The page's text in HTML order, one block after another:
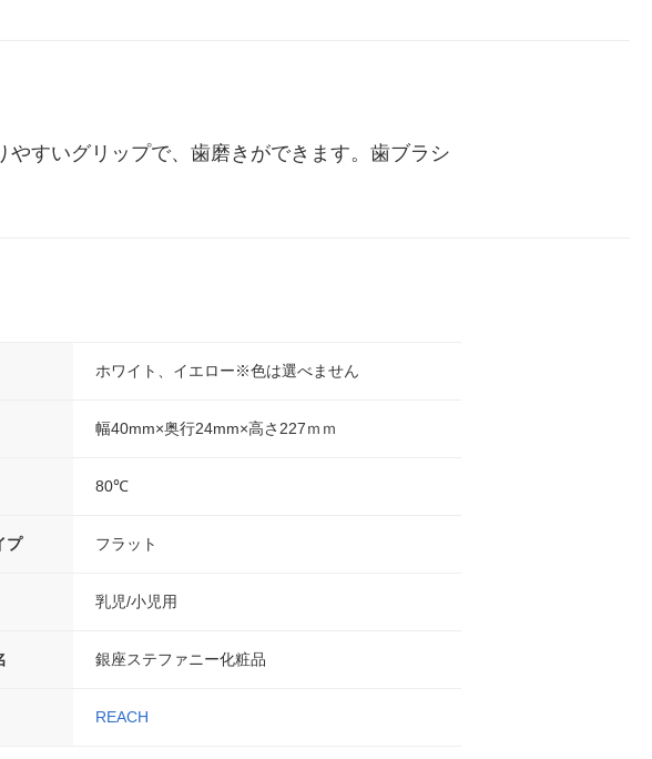
すいグリップで、歯磨きができます。歯ブラシ
ホワイト、イエロー※色は選べません
幅40mm×奥行24mm×高さ227ｍｍ
80℃
プ フラット
乳児/小児用
銀座ステファニー化粧品
REACH